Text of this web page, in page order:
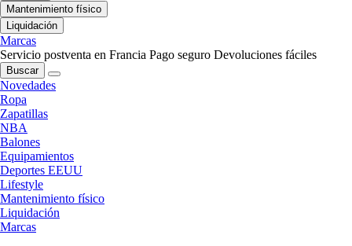
Mantenimiento físico
Liquidación
Marcas
Servicio postventa en Francia Pago seguro Devoluciones fáciles
Buscar
Novedades
Ropa
Zapatillas
NBA
Balones
Equipamientos
Deportes EEUU
Lifestyle
Mantenimiento físico
Liquidación
Marcas